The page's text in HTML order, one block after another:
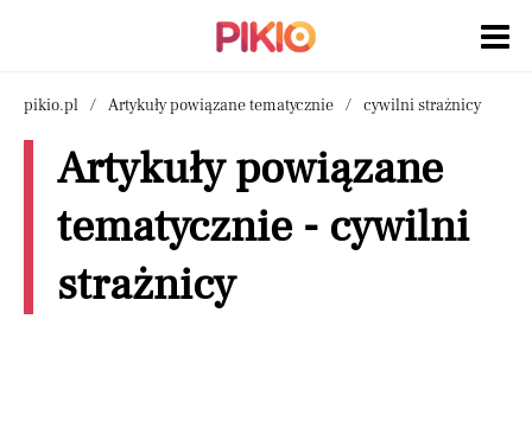
pikio.pl Artykuły powiązane tematycznie cywilni strażnicy
Artykuły powiązane
tematycznie - cywilni
strażnicy